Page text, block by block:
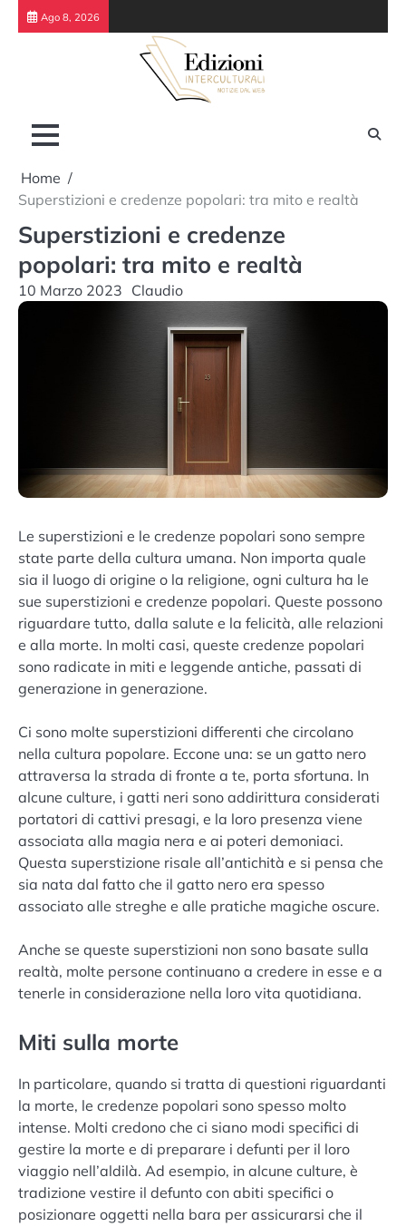
Skip
Ago 8, 2026
Home
Superstizioni e credenze popolari: tra mito e realtà
Superstizioni e credenze
popolari: tra mito e realtà
10 Marzo 2023 Claudio
Le superstizioni e le credenze popolari sono sempre
state parte della cultura umana. Non importa quale
sia il luogo di origine o la religione, ogni cultura ha le
sue superstizioni e credenze popolari. Queste possono
riguardare tutto, dalla salute e la felicità, alle relazioni
e alla morte. In molti casi, queste credenze popolari
sono radicate in miti e leggende antiche, passati di
generazione in generazione.
Ci sono molte superstizioni differenti che circolano
nella cultura popolare. Eccone una: se un gatto nero
attraversa la strada di fronte a te, porta sfortuna. In
alcune culture, i gatti neri sono addirittura considerati
portatori di cattivi presagi, e la loro presenza viene
associata alla magia nera e ai poteri demoniaci.
Questa superstizione risale all’antichità e si pensa che
sia nata dal fatto che il gatto nero era spesso
associato alle streghe e alle pratiche magiche oscure.
Anche se queste superstizioni non sono basate sulla
realtà, molte persone continuano a credere in esse e a
tenerle in considerazione nella loro vita quotidiana.
Miti sulla morte
In particolare, quando si tratta di questioni riguardanti
la morte, le credenze popolari sono spesso molto
intense. Molti credono che ci siano modi specifici di
gestire la morte e di preparare i defunti per il loro
viaggio nell’aldilà. Ad esempio, in alcune culture, è
tradizione vestire il defunto con abiti specifici o
posizionare oggetti nella bara per assicurarsi che il